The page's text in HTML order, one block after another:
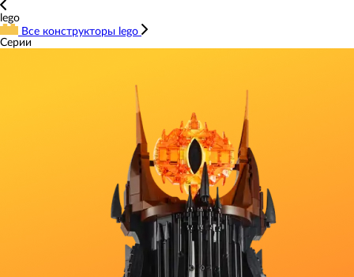
lego
Все конструкторы lego
Серии